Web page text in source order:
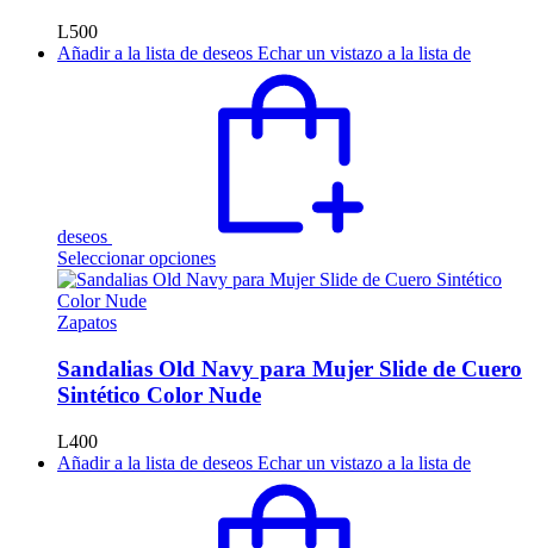
L500
Añadir a la lista de deseos Echar un vistazo a la lista de
deseos
Seleccionar opcionesEste
producto
Las
opciones
se
en
página
de
Zapatos
Sandalias Old Navy para Mujer Slide de Cuero
Sintético Color Nude
L400
Añadir a la lista de deseos Echar un vistazo a la lista de